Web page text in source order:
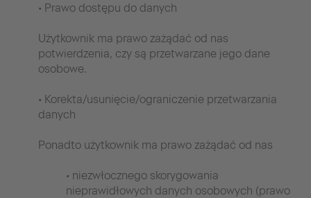
• Prawo dostępu do danych
Użytkownik ma prawo zażądać od nas
potwierdzenia, czy są przetwarzane jego dane
osobowe.
• Korekta/usunięcie/ograniczenie przetwarzania
danych
Ponadto użytkownik ma prawo zażądać od nas
• niezwłocznego skorygowania
nieprawidłowych danych osobowych (prawo